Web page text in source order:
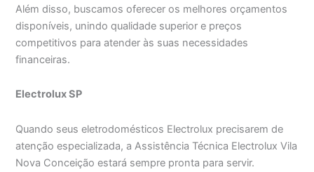
Além disso, buscamos oferecer os melhores orçamentos
disponíveis, unindo qualidade superior e preços
competitivos para atender às suas necessidades
financeiras.
Electrolux SP
Quando seus eletrodomésticos Electrolux precisarem de
atenção especializada, a Assistência Técnica Electrolux Vila
Nova Conceição estará sempre pronta para servir.